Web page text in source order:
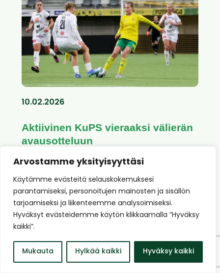
Arvostamme yksityisyyttäsi
Käytämme evästeitä selauskokemuksesi
parantamiseksi, personoitujen mainosten ja sisällön
tarjoamiseksi ja liikenteemme analysoimiseksi.
Hyväksyt evästeidemme käytön klikkaamalla ”Hyväksy
kaikki”.
Mukauta Hylkää kaikki Hyväksy kaikki
10.02.2026
Aktiivinen KuPS vieraaksi välierän
avausotteluun
Kansallisen cupin välierät käynnistyvät
ensimmäiseen...
Lue koko artikkeli